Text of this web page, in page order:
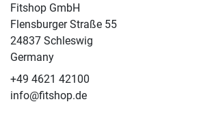
Fitshop GmbH
Flensburger Straße 55
24837 Schleswig
Germany
+49 4621 42100
info@fitshop.de